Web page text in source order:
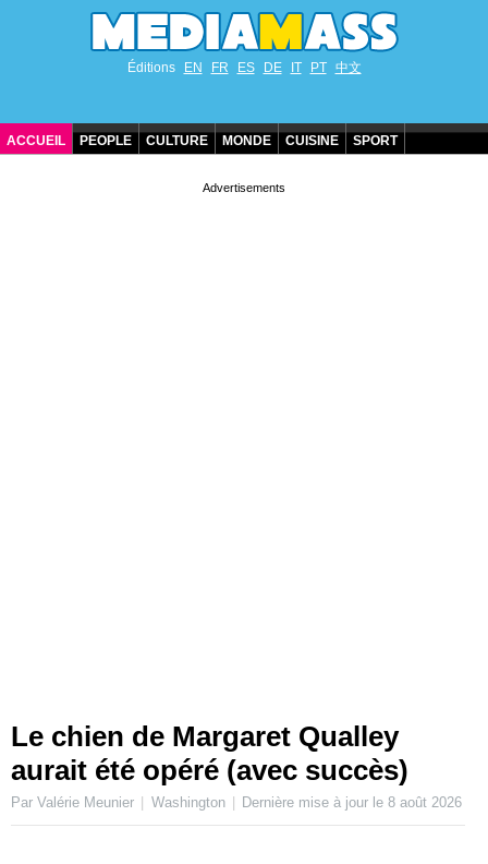
Éditions EN FR ES DE IT PT 中文
ACCUEIL PEOPLE CULTURE MONDE CUISINE SPORT
Le chien de Margaret Qualley
aurait été opéré (avec succès)
Par Valérie Meunier Washington Dernière mise à jour le8 août 2026